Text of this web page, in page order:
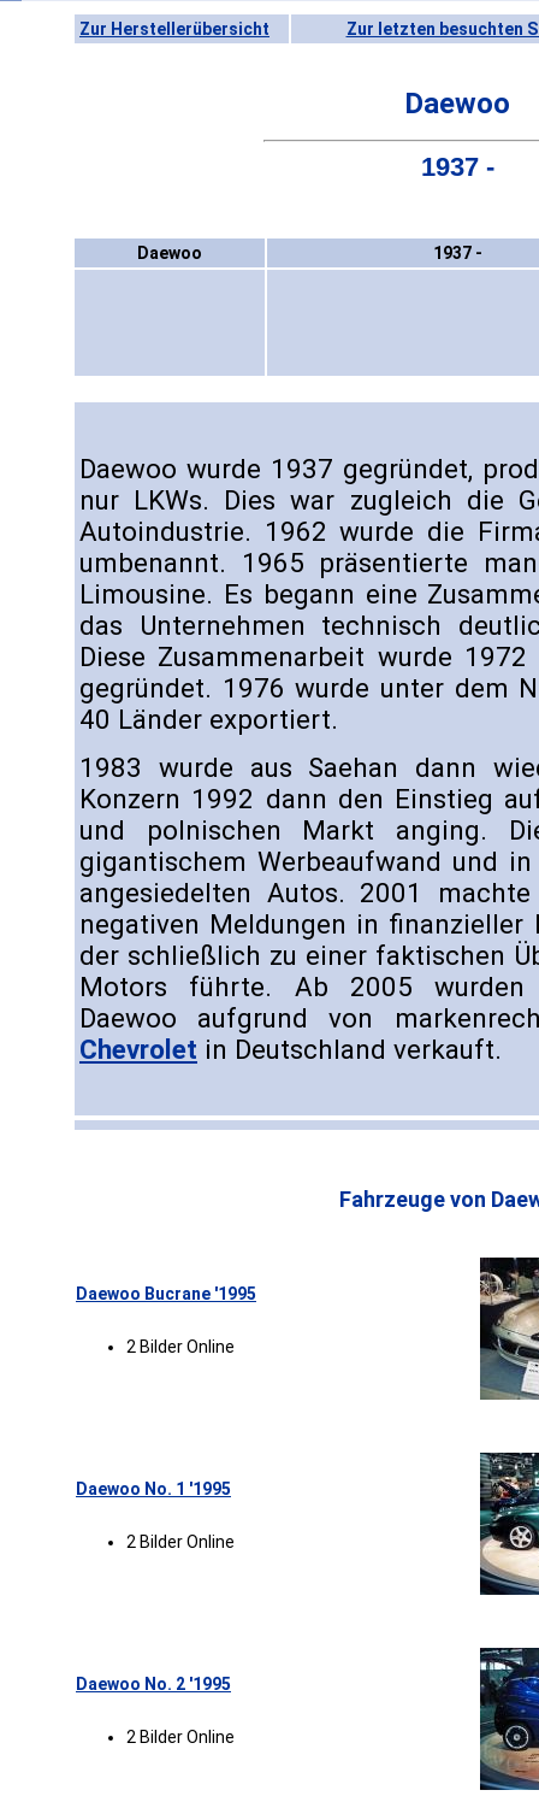
Zur Herstellerübersicht Zur letzten besuchten
Daewoo
1937 -
Daewoo 1937 -
Daewoo wurde 1937 gegründet,
nur LKWs. Dies war zugleich die
Autoindustrie. 1962 wurde die
umbenannt. 1965 präsentierte
Limousine. Es begann eine
das Unternehmen technisch
Diese Zusammenarbeit wurde
gegründet. 1976 wurde unter dem
40 Länder exportiert.
1983 wurde aus Saehan dann
Konzern 1992 dann den Einstieg
und polnischen Markt anging.
gigantischem Werbeaufwand und
angesiedelten Autos. 2001
negativen Meldungen in finanzieller
der schließlich zu einer faktischen
Motors führte. Ab 2005 wurden
Daewoo aufgrund von
Chevrolet in Deutschland verkauft.
Fahrzeuge von
Daewoo Bucrane '1995
2 Bilder Online
Daewoo No. 1 '1995
2 Bilder Online
Daewoo No. 2 '1995
2 Bilder Online